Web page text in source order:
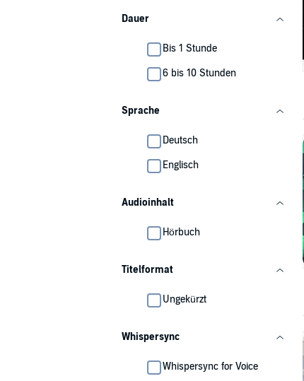
Dauer
Bis 1 Stunde
6 bis 10 Stunden
Sprache
Deutsch
Englisch
Audioinhalt
Hörbuch
Titelformat
Ungekürzt
Whispersync
Whispersync for Voice